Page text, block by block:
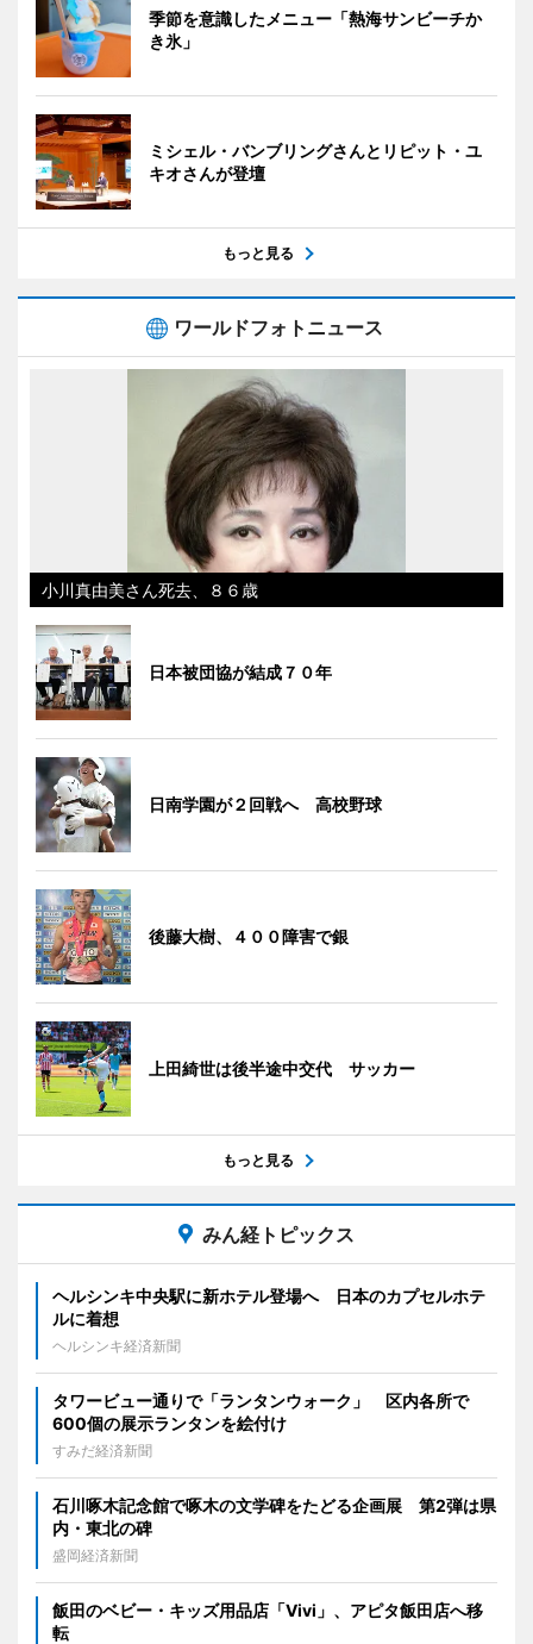
季節を意識したメニュー「熱海サンビーチか
き氷」
ミシェル・バンブリングさんとリピット・ユ
キオさんが登壇
もっと見る
ワールドフォトニュース
小川真由美さん死去、８６歳
日本被団協が結成７０年
日南学園が２回戦へ 高校野球
後藤大樹、４００障害で銀
上田綺世は後半途中交代 サッカー
もっと見る
みん経トピックス
ヘルシンキ中央駅に新ホテル登場へ 日本のカプセルホテ
ルに着想
ヘルシンキ経済新聞
タワービュー通りで「ランタンウォーク」 区内各所で
600個の展示ランタンを絵付け
すみだ経済新聞
石川啄木記念館で啄木の文学碑をたどる企画展 第2弾は県
内・東北の碑
盛岡経済新聞
飯田のベビー・キッズ用品店「Vivi」、アピタ飯田店へ移
転